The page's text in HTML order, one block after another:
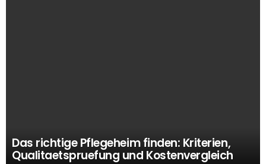
Das richtige Pflegeheim finden: Kriterien,
Qualitaetspruefung und Kostenvergleich